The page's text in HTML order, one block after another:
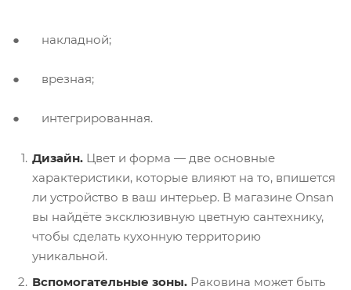
● накладной;
● врезная;
● интегрированная.
Дизайн. Цвет и форма — две основные
характеристики, которые влияют на то, впишется
ли устройство в ваш интерьер. В магазине Onsan
вы найдёте эксклюзивную цветную сантехнику,
чтобы сделать кухонную территорию
уникальной.
Вспомогательные зоны. Раковина может быть